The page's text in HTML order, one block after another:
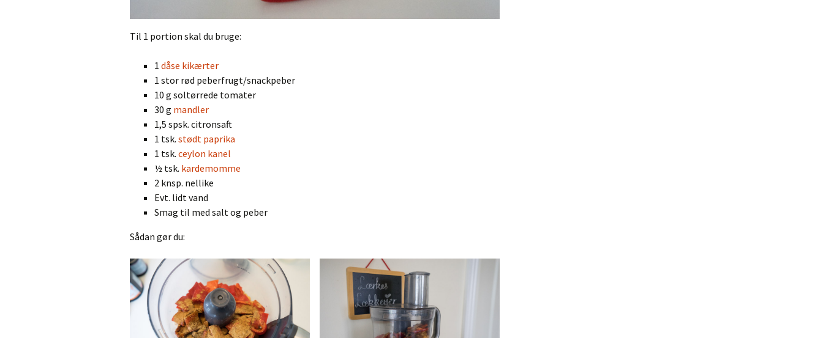
Til 1 portion skal du bruge:
1 dåse kikærter
1 stor rød peberfrugt/snackpeber
10 g soltørrede tomater
30 g mandler
1,5 spsk. citronsaft
1 tsk. stødt paprika
1 tsk. ceylon kanel
½ tsk. kardemomme
2 knsp. nellike
Evt. lidt vand
Smag til med salt og peber
Sådan gør du: